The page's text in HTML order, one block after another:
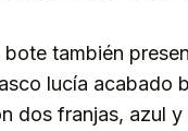
bote también
lucía acabado
dos franjas, azul